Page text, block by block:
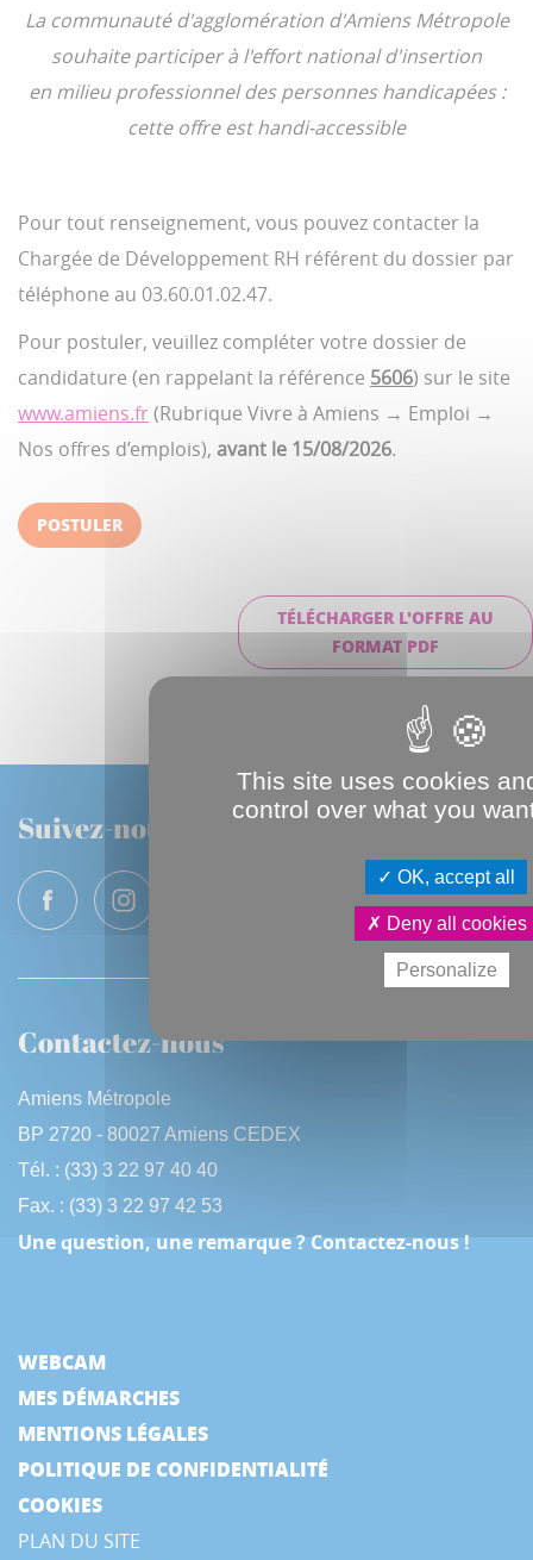
La communauté d'agglomération d'Amiens Métropole
souhaite participer à l'effort national d'insertion
en milieu professionnel des personnes handicapées :
cette offre est handi-accessible
Pour tout renseignement, vous pouvez contacter la
Chargée de Développement RH référent du dossier par
téléphone au 03.60.01.02.47.
Pour postuler, veuillez compléter votre dossier de
candidature (en rappelant la référence 5606) sur le site
www.amiens.fr(Rubrique Vivre à Amiens → Emploi →
Nos offres d’emplois), avant le 15/08/2026.
POSTULER
TÉLÉCHARGER L'OFFRE AU
FORMAT PDF
Suivez-nous
Contactez-nous
Amiens Métropole
BP 2720 - 80027 Amiens CEDEX
Tél. : (33) 3 22 97 40 40
Fax. : (33) 3 22 97 42 53
Une question, une remarque ? Contactez-nous !
WEBCAM
MES DÉMARCHES
MENTIONS LÉGALES
POLITIQUE DE CONFIDENTIALITÉ
COOKIES
PLAN DU SITE
This site uses cookies
control over what you
OK, accept all
Deny all cookies
Personalize